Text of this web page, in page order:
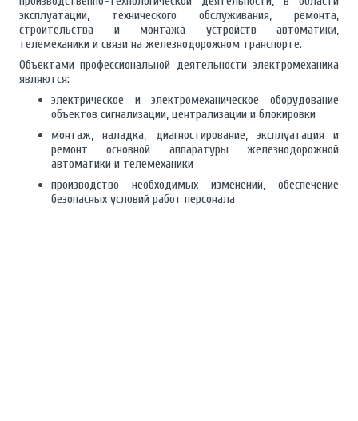
эксплуатации, технического обслуживания, ремонта,
строительства и монтажа устройств автоматики,
телемеханики и связи на железнодорожном транспорте.
Объектами профессиональной деятельности электромеханика
являются:
электрическое и электромеханическое оборудование
объектов сигнализации, централизации и блокировки
монтаж, наладка, диагностирование, эксплуатация и
ремонт основной аппаратуры железнодорожной
автоматики и телемеханики
производство необходимых изменений, обеспечение
безопасных условий работ персонала